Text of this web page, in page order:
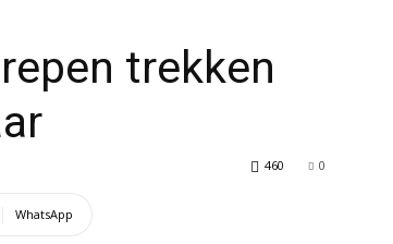
trekken
0
460
WhatsApp